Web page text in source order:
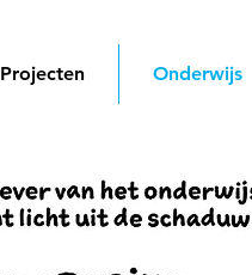
Projecten Onderwijs